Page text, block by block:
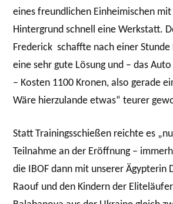
eines freundlichen Einheimischen
Hintergrund schnell eine Werkstatt.
Frederick schaffte nach einer Stunde
eine sehr gute Lösung und – das
– Kosten 1100 Kronen, also gerade
Wäre hierzulande etwas“ teurer
Statt Trainingsschießen reichte es
Teilnahme an der Eröffnung –
die IBOF dann mit unserer Ägypterin
Raouf und den Kindern der